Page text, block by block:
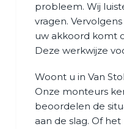
probleem. Wij
vragen.
uw akkoord komt
Deze werkwijze
Woont u in Van
Onze monteurs
beoordelen de
aan de slag. Of